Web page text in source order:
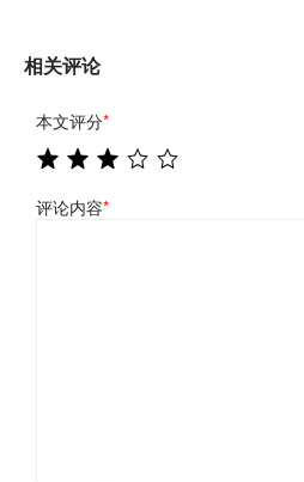
相关评论
本文评分*
评论内容*